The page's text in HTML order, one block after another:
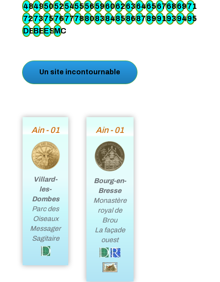
4849505254555659606263646567686971
7273757677788083848586878991939495
DEBEESMC
Un site incontournable
Ain - 01
Villard-
les-
Dombes
Parc des
Oiseaux
Messager
Sagitaire
Ain - 01
Bourg-en-
Bresse
Monastère
royal de
Brou
La façade
ouest